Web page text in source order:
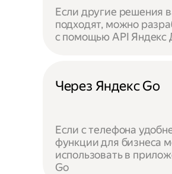
Если другие решения
подходят, можно
с помощью API Яндекс
Через Яндекс Go
Если с телефона
функции для бизнеса
использовать в
Go